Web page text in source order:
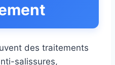
des traitements
salissures,